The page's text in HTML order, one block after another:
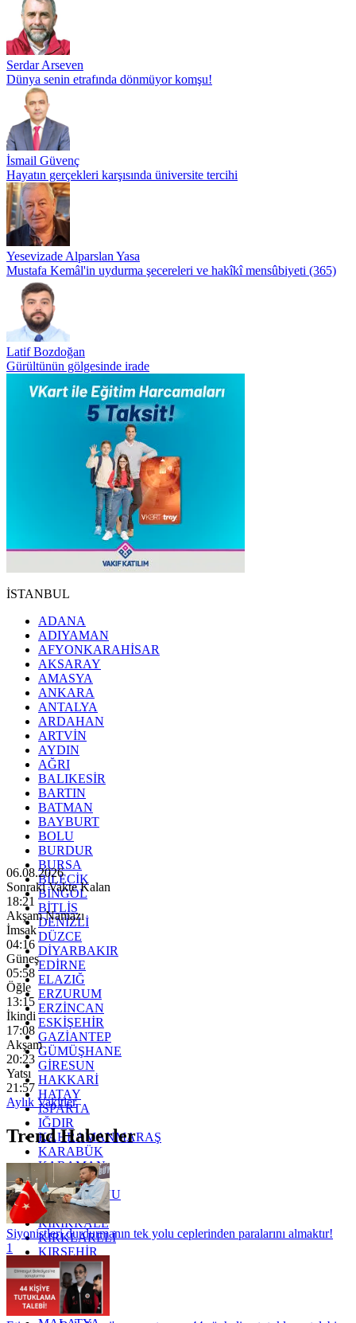
Serdar Arseven
Dünya senin etrafında dönmüyor komşu!
İsmail Güvenç
Hayatın gerçekleri karşısında üniversite tercihi
Yesevizade Alparslan Yasa
Mustafa Kemâl'in uydurma şecereleri ve hakîkî mensûbiyeti (365)
Latif Bozdoğan
Gürültünün gölgesinde irade
İSTANBUL
ADANA
ADIYAMAN
AFYONKARAHİSAR
AKSARAY
AMASYA
ANKARA
ANTALYA
ARDAHAN
ARTVİN
AYDIN
AĞRI
BALIKESİR
BARTIN
BATMAN
BAYBURT
BOLU
BURDUR
BURSA
BİLECİK
BİNGÖL
BİTLİS
DENİZLİ
DÜZCE
DİYARBAKIR
EDİRNE
ELAZIĞ
ERZURUM
ERZİNCAN
ESKİŞEHİR
GAZİANTEP
GÜMÜŞHANE
GİRESUN
HAKKARİ
HATAY
ISPARTA
IĞDIR
KAHRAMANMARAŞ
KARABÜK
KARAMAN
KARS
KASTAMONU
KAYSERİ
KIRIKKALE
KIRKLARELİ
KIRŞEHİR
KOCAELİ
KONYA
KÜTAHYA
KİLİS
06.08.2026
Sonraki Vakte Kalan
18:20
Akşam Namazı
İmsak
04:16
Güneş
05:58
Öğle
13:15
İkindi
17:08
Akşam
20:23
Yatsı
21:57
Aylık Vakitler
Trend Haberler
Siyonistleri durdurmanın tek yolu ceplerinden paralarını almaktır!
1